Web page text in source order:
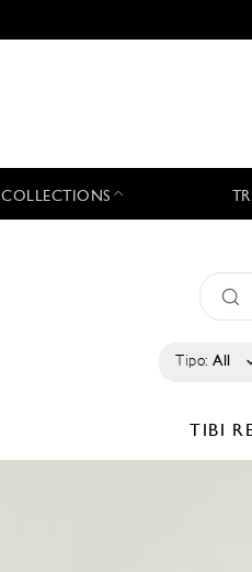
COLLECTIONS
Tipo: All
TIBI